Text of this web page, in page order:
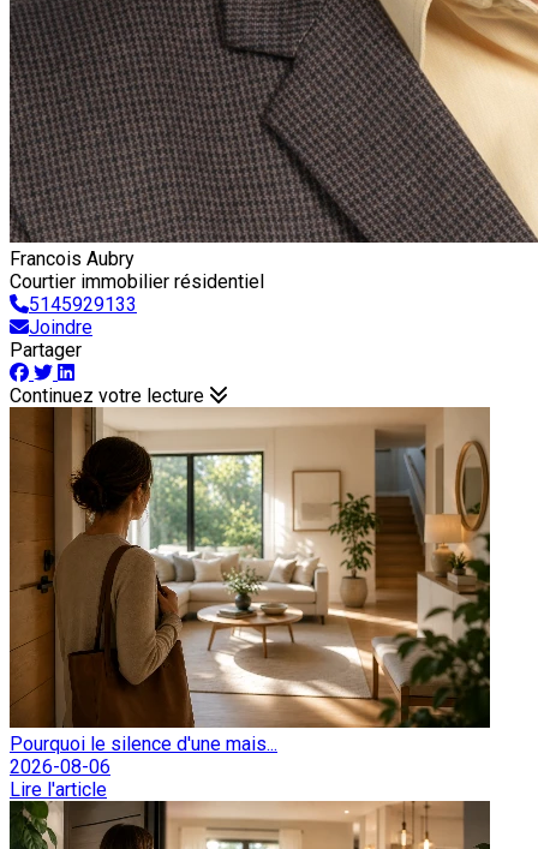
Francois Aubry
Courtier immobilier résidentiel
5145929133
Joindre
Partager
Continuez votre lecture
Pourquoi le silence d'une mais...
2026-08-06
Lire l'article